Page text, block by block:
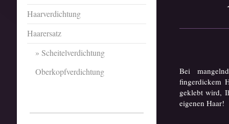
Bei
fingerdickem
geklebt wird,
eigenen Haar!
Haarverdichtung
Haarersatz
Scheitelverdichtung
Oberkopfverdichtung